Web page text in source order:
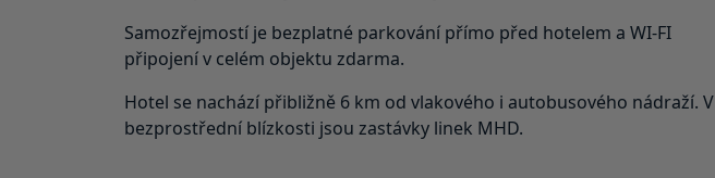
Samozřejmostí je bezplatné parkování přímo před hotelem a WI-FI
připojení v celém objektu zdarma.
Hotel se nachází přibližně 6 km od vlakového i autobusového nádraží. V
bezprostřední blízkosti jsou zastávky linek MHD.